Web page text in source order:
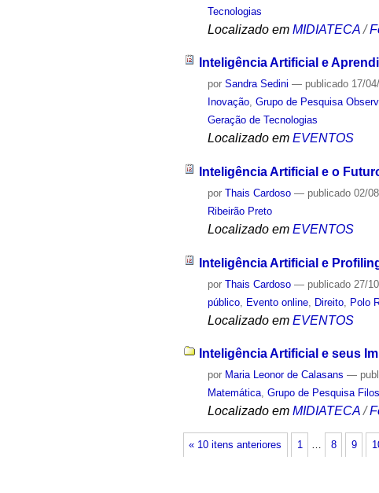
Tecnologias
Localizado em MIDIATECA /
Inteligência Artificial e
porSandra Sedini — publicado 17/
Inovação,Grupo de Pesquisa
Geração de Tecnologias
Localizado em EVENTOS
Inteligência Artificial e o
porThais Cardoso — publicado 02/
Ribeirão Preto
Localizado em EVENTOS
Inteligência Artificial e
porThais Cardoso — publicado 27/
público Evento online Direito Polo
Localizado em EVENTOS
Inteligência Artificial e seus
por Maria Leonor de Calasans —
Matemática,Grupo de Pesquisa
Localizado em MIDIATECA /
« 10 itens anteriores 1 8 9